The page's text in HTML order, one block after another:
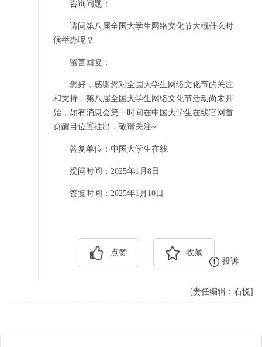
咨询问题：
请问第八届全国大学生网络文化节大概什么时
候举办呢？
留言回复：
您好，感谢您对全国大学生网络文化节的关注
和支持，第八届全国大学生网络文化节活动尚未开
始，如有消息会第一时间在中国大学生在线官网首
页醒目位置挂出，敬请关注~
答复单位：中国大学生在线
提问时间：2025年1月8日
答复时间：2025年1月10日
点赞
收藏
投诉
[责任编辑：石悦]